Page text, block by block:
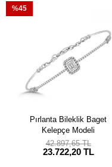
Pırlanta Bileklik Baget
Kelepçe Modeli
23.722,20 TL
42.897,65 TL
%45